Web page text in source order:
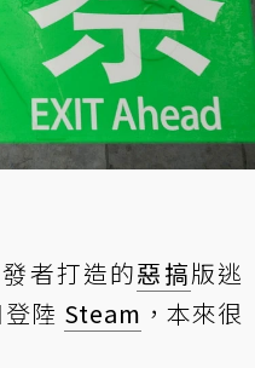
者打造的惡搞版逃
陸 Steam ，本來很